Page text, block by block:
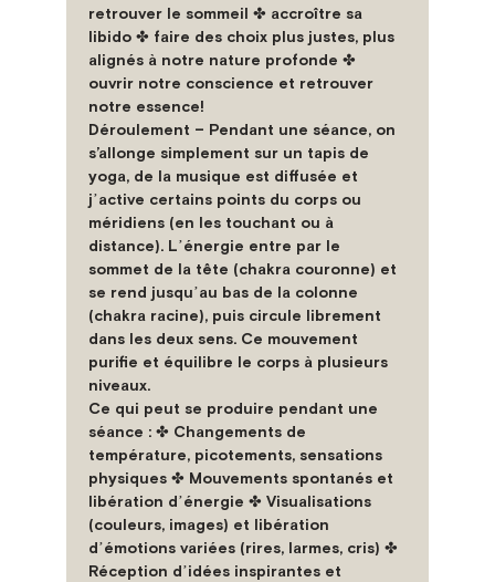
retrouver le sommeil ✤ accroître sa
libido ✤ faire des choix plus justes, plus
alignés à notre nature profonde ✤
ouvrir notre conscience et retrouver
notre essence!
Déroulement – Pendant une séance, on
s’allonge simplement sur un tapis de
yoga, de la musique est diffusée et
jʼactive certains points du corps ou
méridiens (en les touchant ou à
distance). Lʼénergie entre par le
sommet de la tête (chakra couronne) et
se rend jusquʼau bas de la colonne
(chakra racine), puis circule librement
dans les deux sens. Ce mouvement
purifie et équilibre le corps à plusieurs
niveaux.
Ce qui peut se produire pendant une
séance : ✤ Changements de
température, picotements, sensations
physiques ✤ Mouvements spontanés et
libération dʼénergie ✤ Visualisations
(couleurs, images) et libération
dʼémotions variées (rires, larmes, cris) ✤
Réception dʼidées inspirantes et